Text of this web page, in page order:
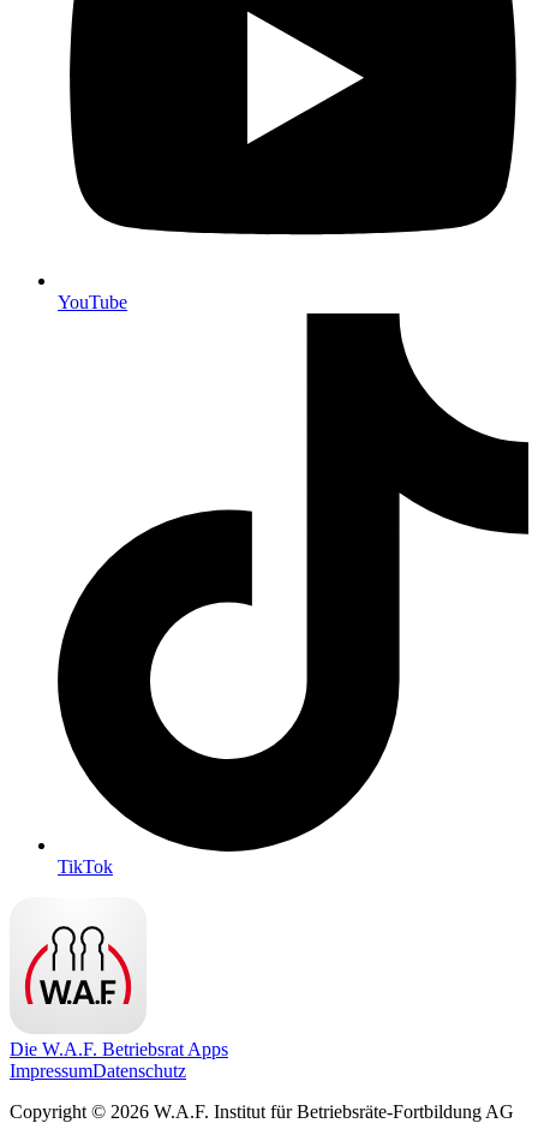
YouTube
TikTok
Die W.A.F. Betriebsrat Apps
ImpressumDatenschutz
Copyright © 2026 W.A.F. Institut für Betriebsräte-Fortbildung AG